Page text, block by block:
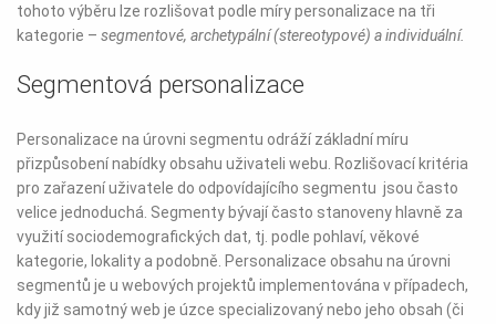
tohoto výběru lze rozlišovat podle míry personalizace na tři
kategorie – segmentové, archetypální (stereotypové) a individuální.
Segmentová personalizace
Personalizace na úrovni segmentu odráží základní míru
přizpůsobení nabídky obsahu uživateli webu. Rozlišovací kritéria
pro zařazení uživatele do odpovídajícího segmentu jsou často
velice jednoduchá. Segmenty bývají často stanoveny hlavně za
využití sociodemografických dat, tj. podle pohlaví, věkové
kategorie, lokality a podobně. Personalizace obsahu na úrovni
segmentů je u webových projektů implementována v případech,
kdy již samotný web je úzce specializovaný nebo jeho obsah (či